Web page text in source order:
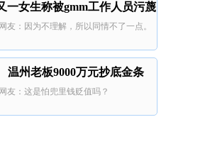
一女生称被gmm工作人员污蔑
网友：因为不理解，所以同情不了一点。
温州老板9000万元抄底金条
网友：这是怕兜里钱贬值吗？